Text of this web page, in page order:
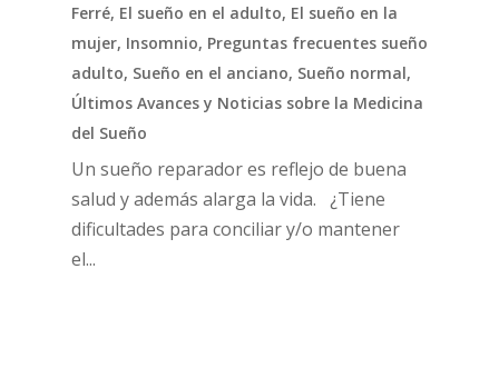
Ferré, El sueño en el adulto, El sueño en la
mujer, Insomnio, Preguntas frecuentes sueño
adulto, Sueño en el anciano, Sueño normal,
Últimos Avances y Noticias sobre la Medicina
del Sueño
Un sueño reparador es reflejo de buena
salud y además alarga la vida. ¿Tiene
dificultades para conciliar y/o mantener
el...